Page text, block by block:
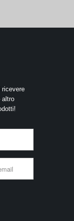
ricevere
altro